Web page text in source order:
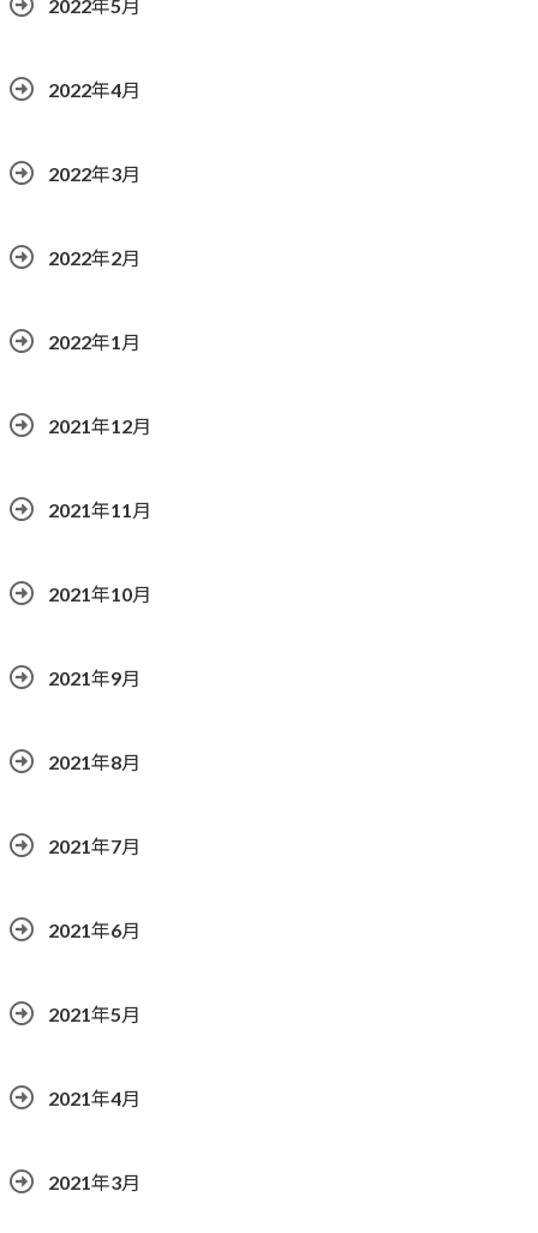
2022年5月
2022年4月
2022年3月
2022年2月
2022年1月
2021年12月
2021年11月
2021年10月
2021年9月
2021年8月
2021年7月
2021年6月
2021年5月
2021年4月
2021年3月